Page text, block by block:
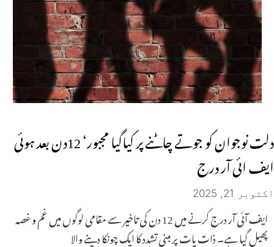
دلت نوجوان کو جوتے چاٹنے پر کیاگیا مجبور‘ 12دن بعد ہوئی
ایف ائی آر درج
اکتوبر 21, 2025
ایف آئی آر درج کرنے میں 12 دن کی تاخیر سے مقامی لوگوں میں غم و غصہ
پھیل گیا ہے۔ ذات پات پر مبنی تشدد کا ایک چونکا دینے والا